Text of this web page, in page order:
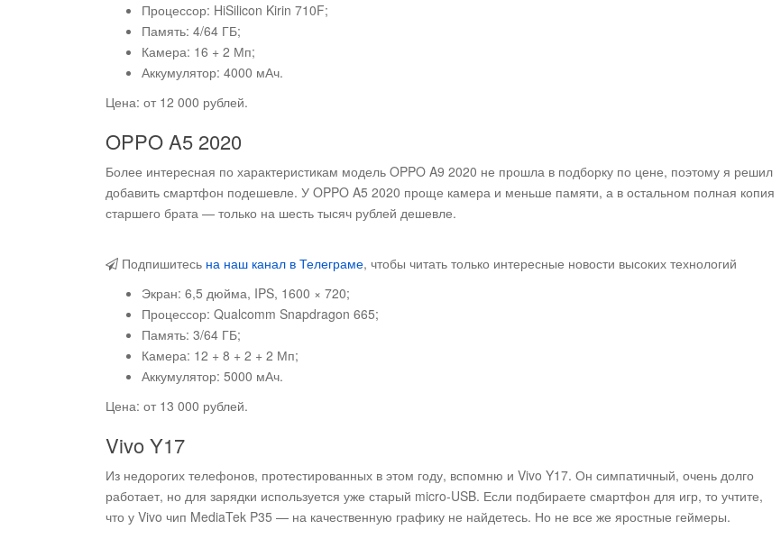
Процессор: HiSilicon Kirin 710F;
Память: 4/64 ГБ;
Камера: 16 + 2 Мп;
Аккумулятор: 4000 мАч.
Цена: от 12 000 рублей.
OPPO A5 2020
Более интересная по характеристикам модель OPPO A9 2020 не прошла в подборку по цене, поэтому я решил
добавить смартфон подешевле. У OPPO A5 2020 проще камера и меньше памяти, а в остальном полная копия
старшего брата — только на шесть тысяч рублей дешевле.
Подпишитесь на наш канал в Телеграме, чтобы читать только интересные новости высоких технологий
Экран: 6,5 дюйма, IPS, 1600 × 720;
Процессор: Qualcomm Snapdragon 665;
Память: 3/64 ГБ;
Камера: 12 + 8 + 2 + 2 Мп;
Аккумулятор: 5000 мАч.
Цена: от 13 000 рублей.
Vivo Y17
Из недорогих телефонов, протестированных в этом году, вспомню и Vivo Y17. Он симпатичный, очень долго
работает, но для зарядки используется уже старый micro-USB. Если подбираете смартфон для игр, то учтите,
что у Vivo чип MediaTek P35 — на качественную графику не найдетесь. Но не все же яростные геймеры.